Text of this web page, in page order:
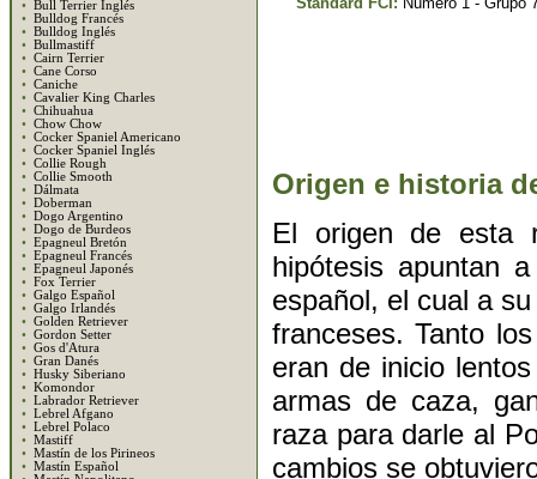
• Bull Terrier Inglés
• Bulldog Francés
• Bulldog Inglés
• Bullmastiff
• Cairn Terrier
• Cane Corso
• Caniche
• Cavalier King Charles
• Chihuahua
• Chow Chow
• Cocker Spaniel Americano
• Cocker Spaniel Inglés
• Collie Rough
• Collie Smooth
• Dálmata
• Doberman
• Dogo Argentino
• Dogo de Burdeos
• Epagneul Bretón
• Epagneul Francés
• Epagneul Japonés
• Fox Terrier
• Galgo Español
• Galgo Irlandés
• Golden Retriever
• Gordon Setter
• Gos d'Atura
• Gran Danés
• Husky Siberiano
• Komondor
• Labrador Retriever
• Lebrel Afgano
• Lebrel Polaco
• Mastiff
• Mastín de los Pirineos
• Mastín Español
Origen e historia
El origen de esta
hipótesis apuntan
español, el cual a
franceses. Tanto
eran de inicio
armas de caza,
raza para darle al
cambios se